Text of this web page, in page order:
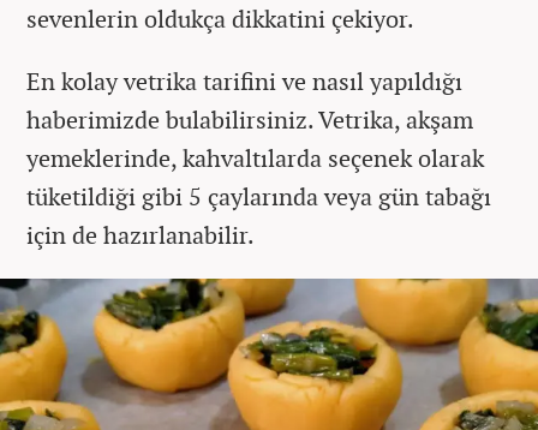
sevenlerin oldukça dikkatini çekiyor.
En kolay vetrika tarifini ve nasıl yapıldığı
haberimizde bulabilirsiniz. Vetrika, akşam
yemeklerinde, kahvaltılarda seçenek olarak
tüketildiği gibi 5 çaylarında veya gün tabağı
için de hazırlanabilir.